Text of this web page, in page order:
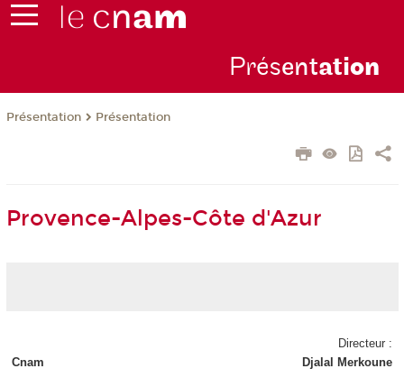
Présentation
Présentation Présentation
Provence-Alpes-Côte d'Azur
Cnam
Directeur :
Djalal Merkoune